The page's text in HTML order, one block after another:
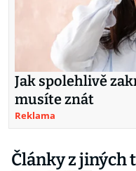
Jak spolehlivě
musíte znát
Reklama
Články z jiných